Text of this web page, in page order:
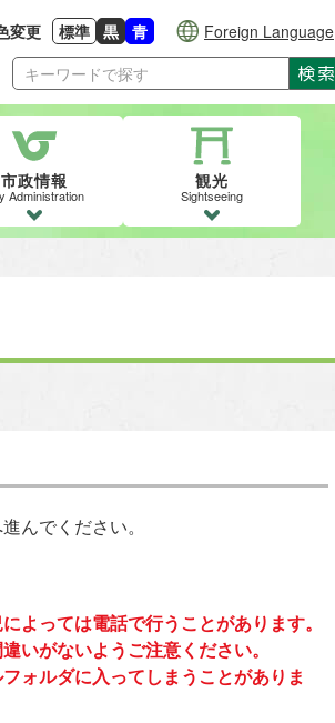
の大きさに戻す
する
変更 標準
背景色の変更：白
黒
背景色の変更：黒
青
背景色の変更：青
Foreign Language
検索
市政情報
Administration
観光
Sightseeing
んでください。
よっては電話で行うことがあります。
いがないようご注意ください。
ォルダに入ってしまうことがありま